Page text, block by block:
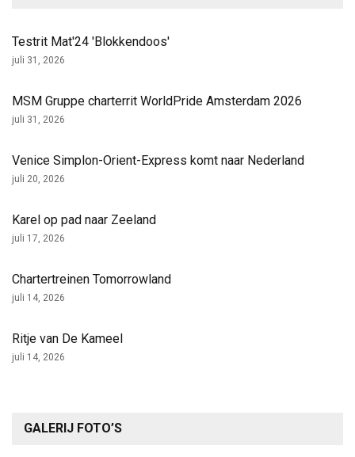
Testrit Mat'24 'Blokkendoos'
juli 31, 2026
MSM Gruppe charterrit WorldPride Amsterdam 2026
juli 31, 2026
Venice Simplon-Orient-Express komt naar Nederland
juli 20, 2026
Karel op pad naar Zeeland
juli 17, 2026
Chartertreinen Tomorrowland
juli 14, 2026
Ritje van De Kameel
juli 14, 2026
GALERIJ FOTO’S